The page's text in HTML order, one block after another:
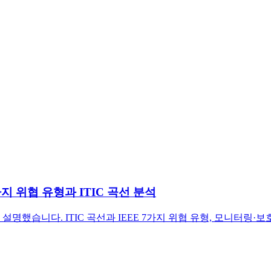
위협 유형과 ITIC 곡선 분석
명했습니다. ITIC 곡선과 IEEE 7가지 위협 유형, 모니터링·